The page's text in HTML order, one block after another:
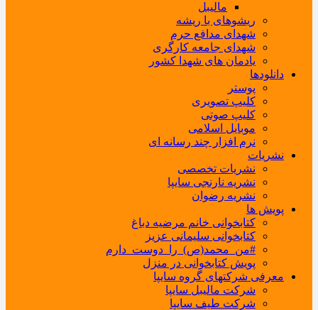
مالیبل
ریشوهای با ریشه
شهدای مدافع حرم
شهدای جامعه کارگری
یادمان های شهدا کشور
دانلودها
پوستر
کلیپ تصویری
کلیپ صوتی
موبایل اسلامی
نرم افزار چند رسانه ای
نشریات
نشریات تخصصی
نشریه نارنجی سایپا
نشریه رضوان
پویش ها
کتابخوانی خانم مرضیه دباغ
کتابخوانی سلیمانی عزیز
#من_محمد(ص)_را_دوست_دارم
پویش کتابخوانی در منزل
معرفی شرکتهای گروه سایپا
شرکت مالیبل سایپا
شرکت طیف سایپا